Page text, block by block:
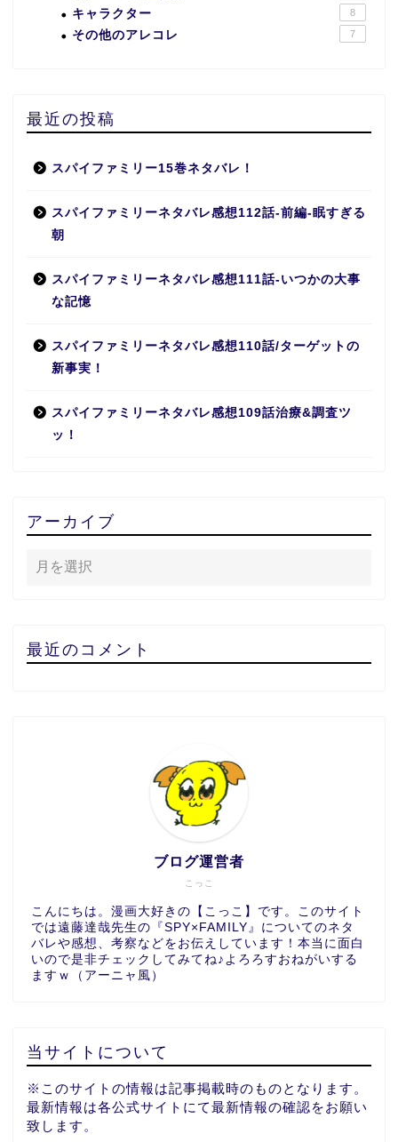
キャラクター 8
その他のアレコレ 7
最近の投稿
スパイファミリー15巻ネタバレ！
スパイファミリーネタバレ感想112話-前編-眠すぎる
朝
スパイファミリーネタバレ感想111話-いつかの大事
な記憶
スパイファミリーネタバレ感想110話/ターゲットの
新事実！
スパイファミリーネタバレ感想109話治療&調査ツ
ッ！
アーカイブ
最近のコメント
こっこ
ブログ運営者
こんにちは。漫画大好きの【こっこ】です。このサイト
では遠藤達哉先生の『SPY×FAMILY』についてのネタ
バレや感想、考察などをお伝えしています！本当に面白
いので是非チェックしてみてね♪よろろすおねがいする
ますｗ（アーニャ風）
当サイトについて
※このサイトの情報は記事掲載時のものとなります。
最新情報は各公式サイトにて最新情報の確認をお願い
致します。